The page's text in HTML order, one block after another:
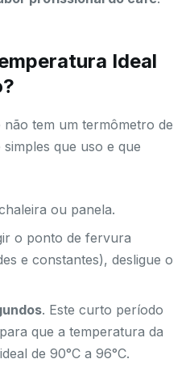
Ideal
tem um termômetro de
que uso e que
ou panela.
o ponto de fervura
e constantes), desligue o
. Este curto período
que a temperatura da
de 90°C a 96°C.